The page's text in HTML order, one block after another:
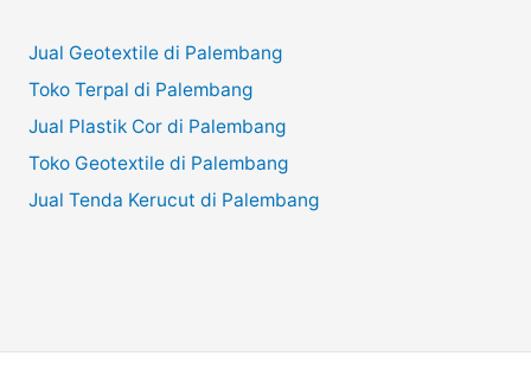
Jual Geotextile di Palembang
Toko Terpal di Palembang
Jual Plastik Cor di Palembang
Toko Geotextile di Palembang
Jual Tenda Kerucut di Palembang